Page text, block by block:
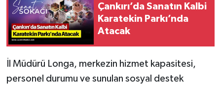
Çankırı’da Sanatın Kalbi
Karatekin Parkı’nda
Atacak
İl Müdürü Longa, merkezin hizmet kapasitesi,
personel durumu ve sunulan sosyal destek